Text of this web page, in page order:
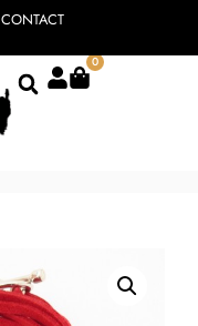
CONTACT
0